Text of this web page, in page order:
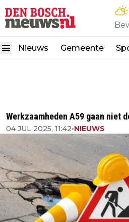
Nieuws Gemeente
Werkzaamheden A59 gaan niet
04 JUL 2025, 11:42•NIEUWS